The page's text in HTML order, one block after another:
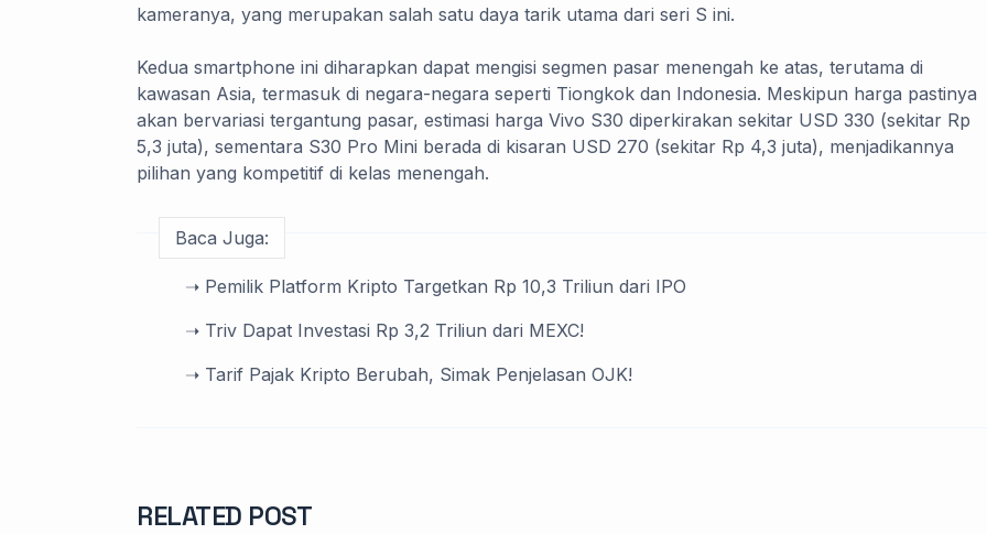
kameranya, yang merupakan salah satu daya tarik utama dari seri S ini.
Kedua smartphone ini diharapkan dapat mengisi segmen pasar menengah ke atas, terutama di
kawasan Asia, termasuk di negara-negara seperti Tiongkok dan Indonesia. Meskipun harga pastinya
akan bervariasi tergantung pasar, estimasi harga Vivo S30 diperkirakan sekitar USD 330 (sekitar Rp
5,3 juta), sementara S30 Pro Mini berada di kisaran USD 270 (sekitar Rp 4,3 juta), menjadikannya
pilihan yang kompetitif di kelas menengah.
Baca Juga:
➝ Pemilik Platform Kripto Targetkan Rp 10,3 Triliun dari IPO
➝ Triv Dapat Investasi Rp 3,2 Triliun dari MEXC!
➝ Tarif Pajak Kripto Berubah, Simak Penjelasan OJK!
RELATED POST